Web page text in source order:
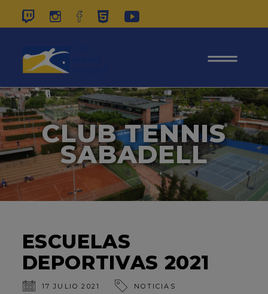
CLUB TENNIS
SABADELL
ESCUELAS
DEPORTIVAS 2021
17 JULIO 2021 NOTICIAS